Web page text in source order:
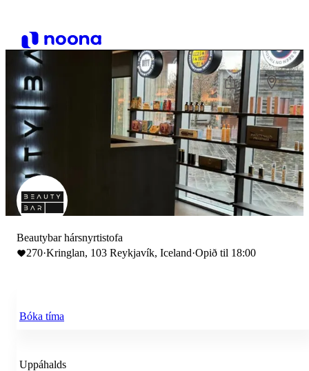
Beautybar hársnyrtistofa
270·Kringlan, 103 Reykjavík, Iceland·Opið til 18:00
Bóka tíma
Uppáhalds